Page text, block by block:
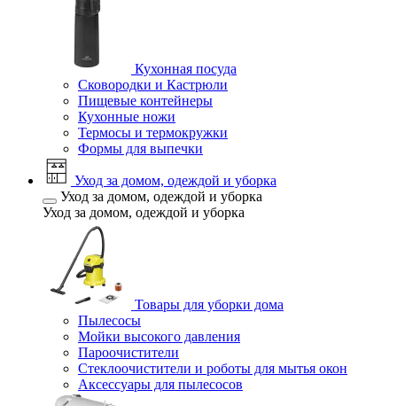
Кухонная посуда
Сковородки и Кастрюли
Пищевые контейнеры
Кухонные ножи
Термосы и термокружки
Формы для выпечки
Уход за домом, одеждой и уборка
Уход за домом, одеждой и уборка
Уход за домом, одеждой и уборка
Товары для уборки дома
Пылесосы
Мойки высокого давления
Пароочистители
Стеклоочистители и роботы для мытья окон
Аксессуары для пылесосов